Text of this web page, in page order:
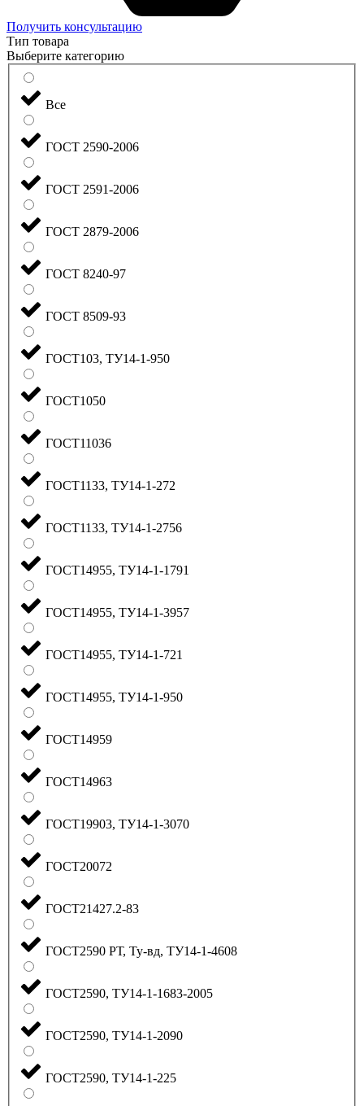
Получить консультацию
Тип товара
Выберите категорию
Все
ГОСТ 2590-2006
ГОСТ 2591-2006
ГОСТ 2879-2006
ГОСТ 8240-97
ГОСТ 8509-93
ГОСТ103, ТУ14-1-950
ГОСТ1050
ГОСТ11036
ГОСТ1133, ТУ14-1-272
ГОСТ1133, ТУ14-1-2756
ГОСТ14955, ТУ14-1-1791
ГОСТ14955, ТУ14-1-3957
ГОСТ14955, ТУ14-1-721
ГОСТ14955, ТУ14-1-950
ГОСТ14959
ГОСТ14963
ГОСТ19903, ТУ14-1-3070
ГОСТ20072
ГОСТ21427.2-83
ГОСТ2590 РТ, Ту-вд, ТУ14-1-4608
ГОСТ2590, ТУ14-1-1683-2005
ГОСТ2590, ТУ14-1-2090
ГОСТ2590, ТУ14-1-225